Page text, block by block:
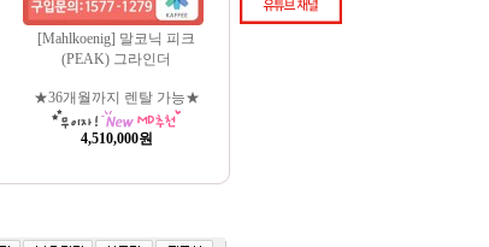
[Mahlkoenig] 말코닉 피크
(PEAK) 그라인더
★36개월까지 렌탈 가능★
4,510,000원